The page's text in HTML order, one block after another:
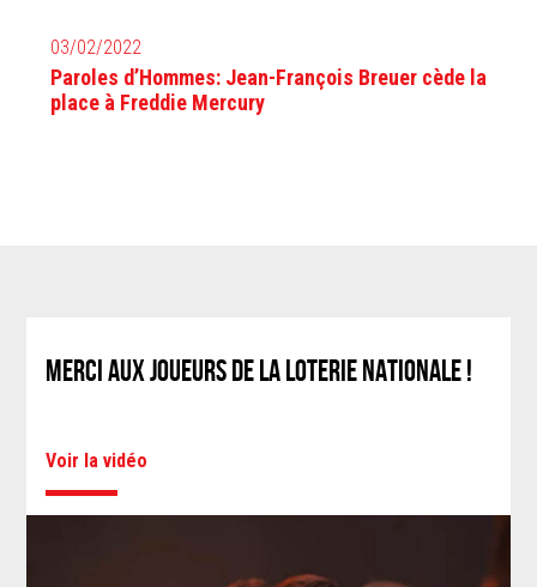
03/02/2022
Paroles d’Hommes: Jean-François Breuer cède la
place à Freddie Mercury
MERCI AUX JOUEURS DE LA LOTERIE NATIONALE !
Voir la vidéo